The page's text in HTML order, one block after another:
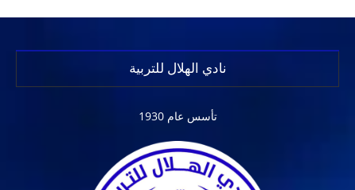
نادي الهلال للتربية
تأسس عام 1930